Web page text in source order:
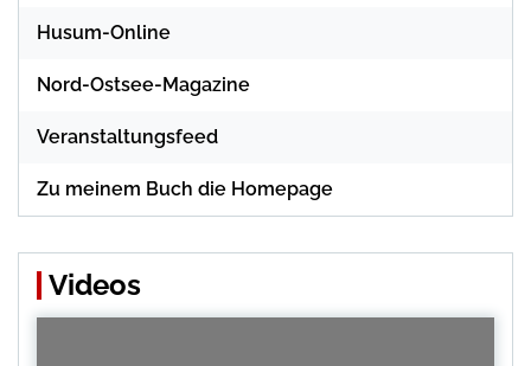
Husum-Online
Nord-Ostsee-Magazine
Veranstaltungsfeed
Zu meinem Buch die Homepage
Videos